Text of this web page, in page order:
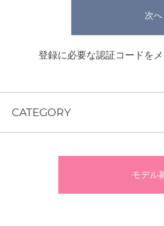
次へ
登録に必要な認証コードを
CATEGORY
モデル